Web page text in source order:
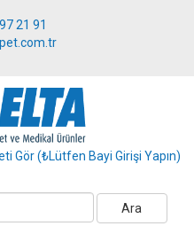
21 91
Gör (₺Lütfen Bayi Girişi Yapın)
Ara